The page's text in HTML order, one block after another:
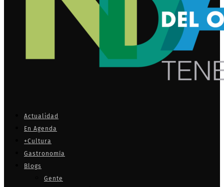
Actualidad
En Agenda
+Cultura
Gastronomía
Blogs
Gente